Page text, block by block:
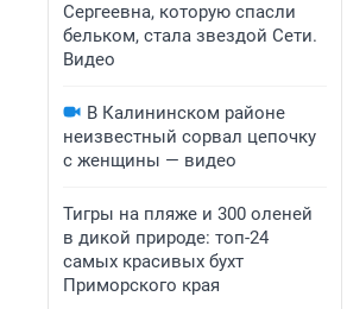
Сергеевна, которую спасли
бельком, стала звездой Сети.
Видео
В Калининском районе
неизвестный сорвал цепочку
с женщины — видео
Тигры на пляже и 300 оленей
в дикой природе: топ-24
самых красивых бухт
Приморского края